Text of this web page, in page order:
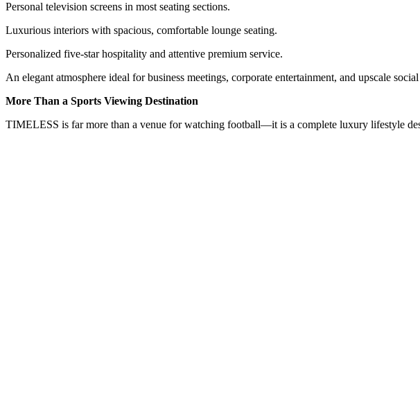
Personal television screens in most seating sections.
Luxurious interiors with spacious, comfortable lounge seating.
Personalized five-star hospitality and attentive premium service.
An elegant atmosphere ideal for business meetings, corporate entertainment, and upscale
More Than a Sports Viewing Destination
TIMELESS is far more than a venue for watching football—it is a complete luxury lifestyle